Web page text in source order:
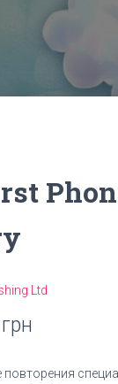
Ltd
грн
повторения